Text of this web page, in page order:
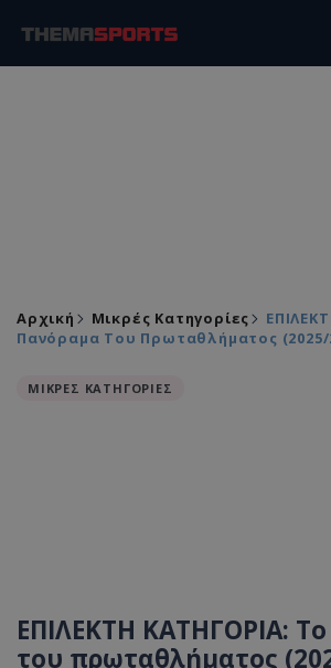
Αρχική Μικρές Κατηγορίες
Πανόραμα Του Πρωταθλήματος (2025/
ΜΙΚΡΕΣ ΚΑΤΗΓΟΡΙΕΣ
ΕΠΙΛΕΚΤΗ ΚΑΤΗΓΟΡΙΑ:
του πρωταθλήματος